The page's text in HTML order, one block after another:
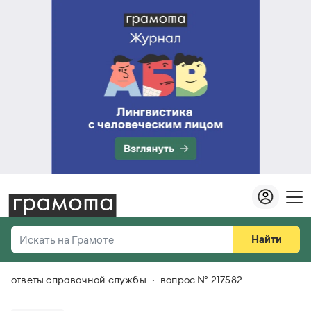
Искать на Грамоте
Справочная служба
Найти
Везде
ответы справочной службы вопрос № 217582